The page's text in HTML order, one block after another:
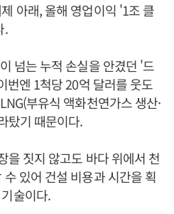
아래, 올해 영업이익 '1조 클
.
넘는 누적 손실을 안겼던 '드
번엔 1척당 20억 달러를 웃도
부유식 액화천연가스 생산·
탔기 때문이다.
을 짓지 않고도 바다 위에서 천
수 있어 건설 비용과 시간을 획
술이다.